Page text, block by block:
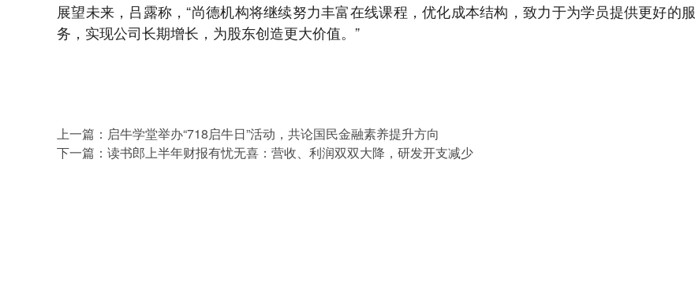
展望未来，吕露称，“尚德机构将继续努力丰富在线课程，优化成本结构，致力于为学员提供更好的服
务，实现公司长期增长，为股东创造更大价值。”
上一篇： 启牛学堂举办“718启牛日”活动，共论国民金融素养提升方向
下一篇： 读书郎上半年财报有忧无喜：营收、利润双双大降，研发开支减少